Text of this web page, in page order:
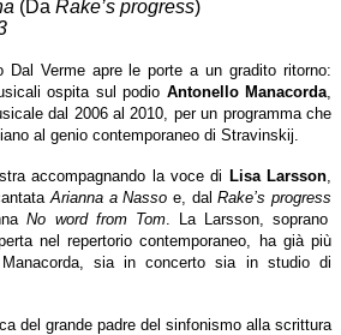
(Da Rake’s progress)
Dal Verme apre le porte a un gradito ritorno:
ospita sul podio Antonello Manacorda
dal 2006 al 2010, per un programma che
al genio contemporaneo di Stravinskij.
accompagnando la voce di Lisa Larsson
Arianna a Nasso e, dalRake’s progress
No word from Tom. La Larsson, soprano
nel repertorio contemporaneo, ha già più
sia in concerto sia in studio di
del grande padre del sinfonismo alla scrittura